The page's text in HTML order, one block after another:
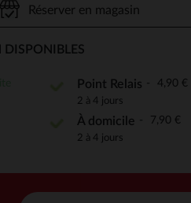
de confidentialité, en
Réserver en magasin
Point Relais 4,90 €
2 à 4 jours
À domicile 7,90 €
2 à 4 jours